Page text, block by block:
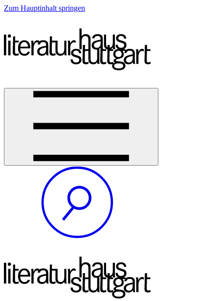
Zum Hauptinhalt springen